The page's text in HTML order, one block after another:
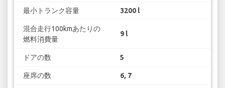
最小トランク容量 3200 l
混合走行100kmあたりの
燃料消費量
9 l
ドアの数 5
座席の数 6, 7